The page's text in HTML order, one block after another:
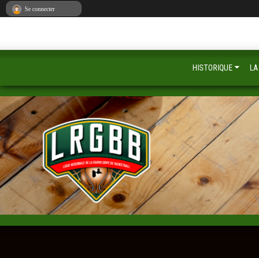
HISTORIQUE
Se connecter
Panneau de gestion des cookies